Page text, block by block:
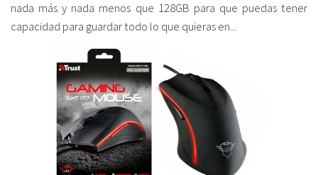
nada más y nada menos que 128GB para que puedas tener
capacidad para guardar todo lo que quieras en...